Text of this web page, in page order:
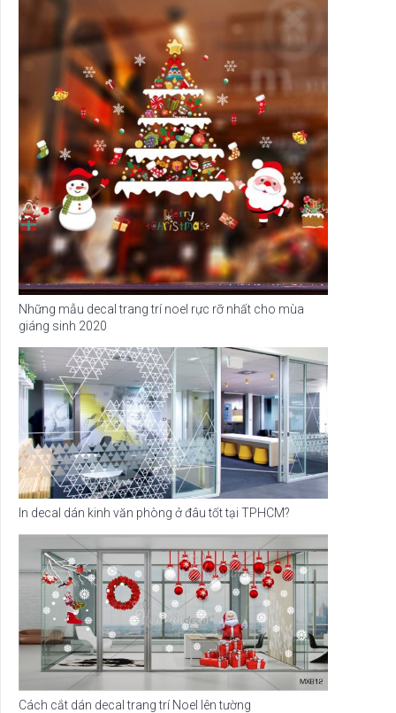
Những mẫu decal trang trí noel rực rỡ nhất cho mùa
giáng sinh 2020
In decal dán kinh văn phòng ở đâu tốt tại TPHCM?
Cách cắt dán decal trang trí Noel lên tường